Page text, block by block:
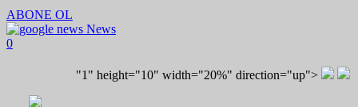
ABONE OL
News
0
"1" height="10" width="20%" direction="up">